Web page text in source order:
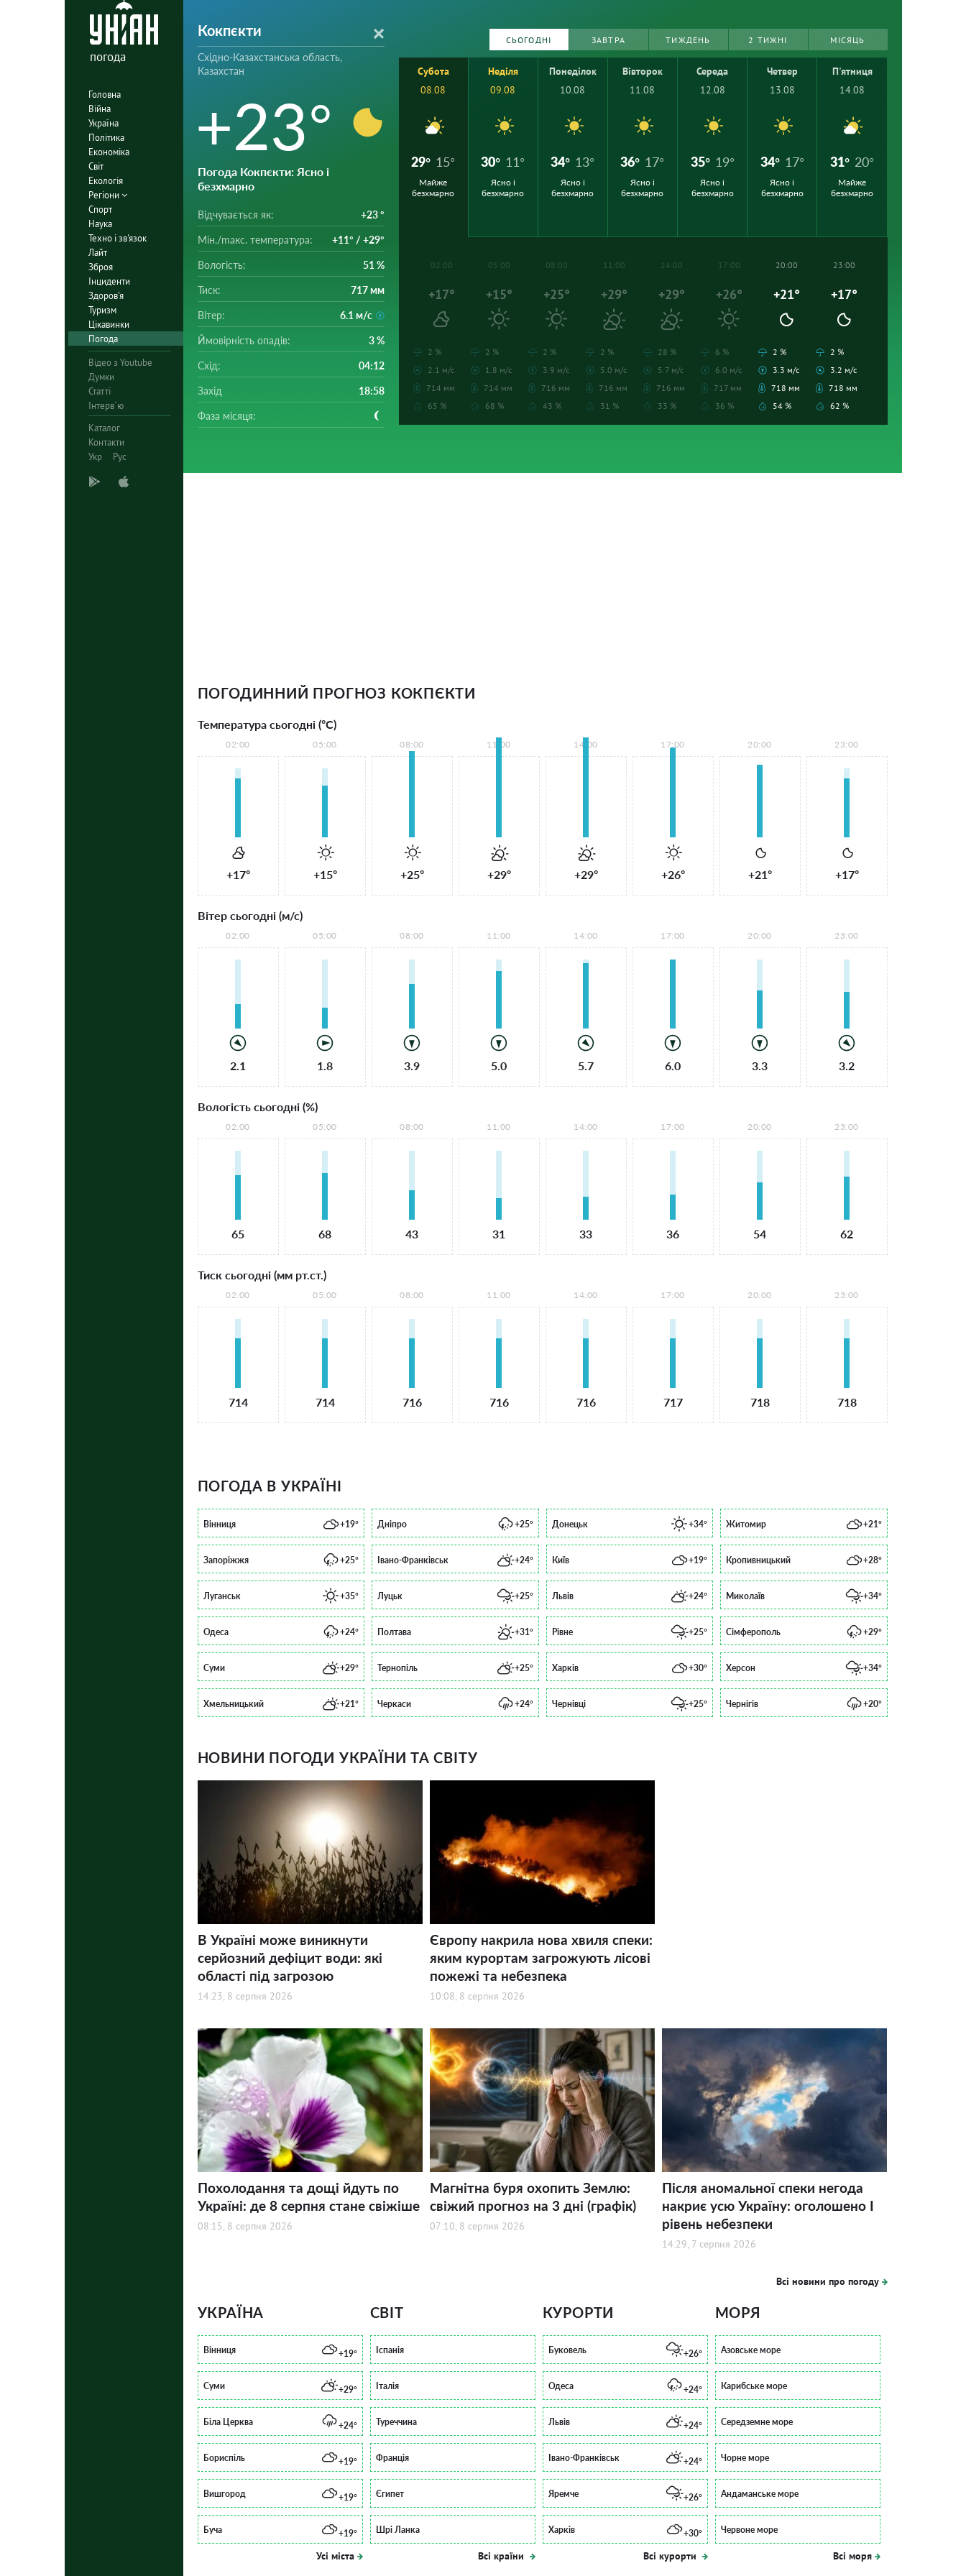
погода
Головна
Війна
Україна
Політика
Економіка
Світ
Екологія
Регіони
Спорт
Наука
Техно і зв'язок
Лайт
Зброя
Інциденти
Здоров'я
Туризм
Цікавинки
Погода
Відео з Youtube
Думки
Статті
Інтерв`ю
Каталог
Контакти
Укр
Рус
Кокпєкти
Східно-Казахстанська область,
Казахстан
+23°
Погода Кокпєкти: Ясно і
безхмарно
Відчувається як: +23 °
Мін./mакс. температура: +11° / +29°
Вологість: 51 %
Тиск: 717 мм
Вітер: 6.1 м/с
Ймовірність опадів: 3 %
Схід: 04:12
Захід 18:58
Фаза місяця:
СЬОГОДНІ ЗАВТРА ТИЖДЕНЬ 2 ТИЖНІ МІСЯЦЬ
Субота
08.08
29° 15°
Майже
безхмарно
Неділя
09.08
30° 11°
Ясно і
безхмарно
Понеділок
10.08
34° 13°
Ясно і
безхмарно
Вівторок
11.08
36° 17°
Ясно і
безхмарно
Середа
12.08
35° 19°
Ясно і
безхмарно
Четвер
13.08
34° 17°
Ясно і
безхмарно
П'ятниця
14.08
31° 20°
Майже
безхмарно
02:00
+17°
2 %
2.1 м/с
714 мм
65 %
05:00
+15°
2 %
1.8 м/с
714 мм
68 %
08:00
+25°
2 %
3.9 м/с
716 мм
43 %
11:00
+29°
2 %
5.0 м/с
716 мм
31 %
14:00
+29°
28 %
5.7 м/с
716 мм
33 %
17:00
+26°
6 %
6.0 м/с
717 мм
36 %
20:00
+21°
2 %
3.3 м/с
718 мм
54 %
23:00
+17°
2 %
3.2 м/с
718 мм
62 %
ПОГОДИННИЙ ПРОГНОЗ КОКПЄКТИ
Температура сьогодні (°С)
02:00
+17°
05:00
+15°
08:00
+25°
11:00
+29°
14:00
+29°
17:00
+26°
20:00
+21°
23:00
+17°
Вітер сьогодні (м/с)
02:00
2.1
05:00
1.8
08:00
3.9
11:00
5.0
14:00
5.7
17:00
6.0
20:00
3.3
23:00
3.2
Вологість сьогодні (%)
02:00
65
05:00
68
08:00
43
11:00
31
14:00
33
17:00
36
20:00
54
23:00
62
Тиск сьогодні (мм рт.ст.)
02:00
714
05:00
714
08:00
716
11:00
716
14:00
716
17:00
717
20:00
718
23:00
718
ПОГОДА В УКРАЇНІ
Вінниця +19° Дніпро +25° Донецьк +34° Житомир +21°
Запоріжжя +25° Івано-Франківськ +24° Київ +19° Кропивницький +28°
Луганськ +35° Луцьк +25° Львів +24° Миколаїв +34°
Одеса +24° Полтава +31° Рівне +25° Сімферополь +29°
Суми +29° Тернопіль +25° Харків +30° Херсон +34°
Хмельницький +21° Черкаси +24° Чернівці +25° Чернігів +20°
НОВИНИ ПОГОДИ УКРАЇНИ ТА СВІТУ
В Україні може виникнути
серйозний дефіцит води: які
області під загрозою
14:23, 8 серпня 2026
Європу накрила нова хвиля спеки:
яким курортам загрожують лісові
пожежі та небезпека
10:08, 8 серпня 2026
Похолодання та дощі йдуть по
Україні: де 8 серпня стане свіжіше
08:15, 8 серпня 2026
Магнітна буря охопить Землю:
свіжий прогноз на 3 дні (графік)
07:10, 8 серпня 2026
Після аномальної спеки негода
накриє усю Україну: оголошено І
рівень небезпеки
14:29, 7 серпня 2026
Всі новини про погоду
УКРАЇНА
Вінниця +19°
Суми +29°
Біла Церква +24°
Бориспіль +19°
Вишгород +19°
Буча +19°
Усі міста
СВІТ
Іспанія
Італія
Туреччина
Франція
Єгипет
Шрі Ланка
Всі країни
КУРОРТИ
Буковель +26°
Одеса +24°
Львів +24°
Івано-Франківськ +24°
Яремче +26°
Харків +30°
Всі курорти
МОРЯ
Азовське море
Карибське море
Середземне море
Чорне море
Андаманське море
Червоне море
Всі моря